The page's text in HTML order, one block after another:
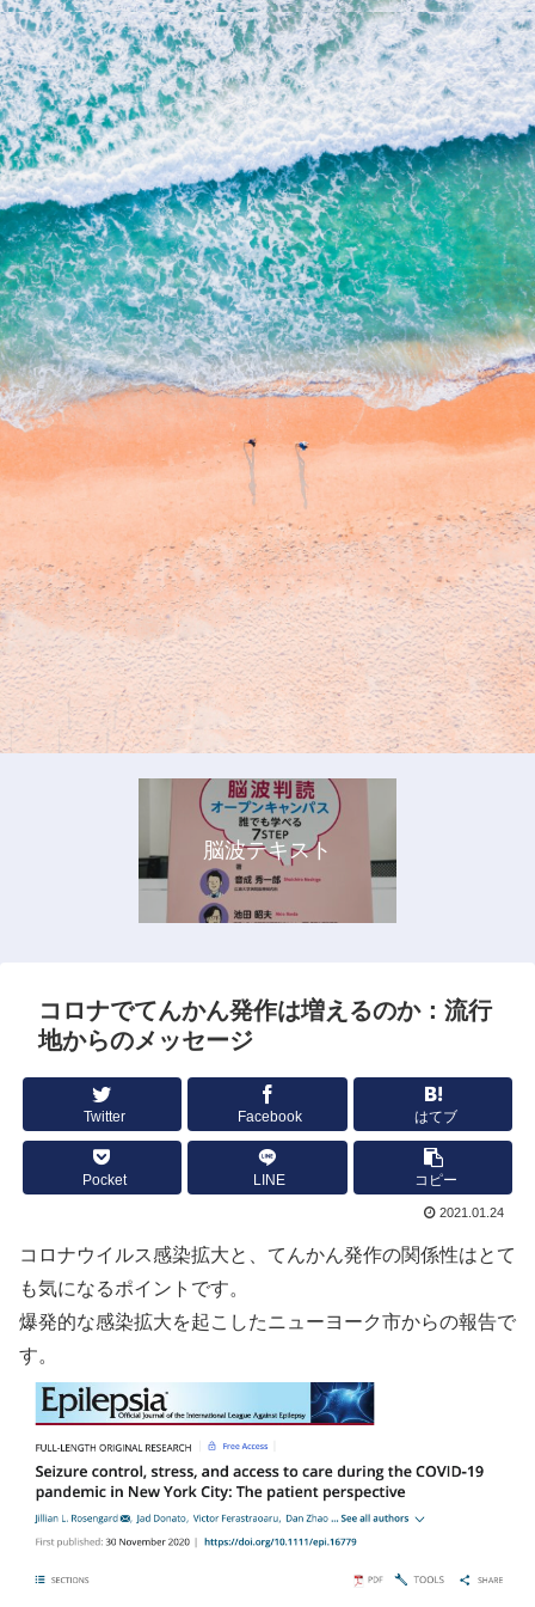
脳波テキスト
コロナでてんかん発作は増えるのか：流行
地からのメッセージ
Twitter Facebook はてブ
Pocket LINE コピー
2021.01.24
コロナウイルス感染拡大と、てんかん発作の関係性はとて
も気になるポイントです。
爆発的な感染拡大を起こしたニューヨーク市からの報告で
す。